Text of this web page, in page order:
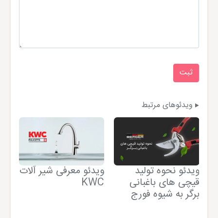
ویدئوهای مرتبط
ویدئو معرفی شیر آلات
KWC
ویدئو نحوه تولید
قیچی های باغبانی
برگر به شیوه فورج